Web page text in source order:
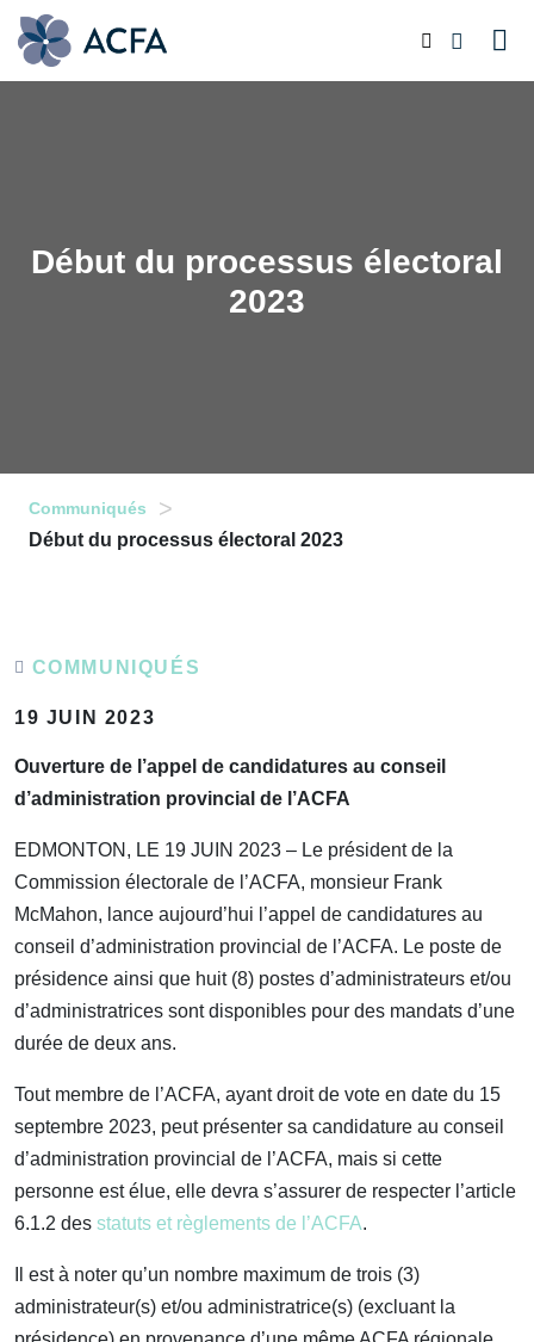
Début du processus électoral
2023
Communiqués >
Début du processus électoral 2023
COMMUNIQUÉS
19 JUIN 2023
Ouverture de l’appel de candidatures au conseil
d’administration provincial de l’ACFA
EDMONTON, LE 19 JUIN 2023 – Le président de la
Commission électorale de l’ACFA, monsieur Frank
McMahon, lance aujourd’hui l’appel de candidatures au
conseil d’administration provincial de l’ACFA. Le poste de
présidence ainsi que huit (8) postes d’administrateurs et/ou
d’administratrices sont disponibles pour des mandats d’une
durée de deux ans.
Tout membre de l’ACFA, ayant droit de vote en date du 15
septembre 2023, peut présenter sa candidature au conseil
d’administration provincial de l’ACFA, mais si cette
personne est élue, elle devra s’assurer de respecter l’article
6.1.2 des statuts et règlements de l’ACFA.
Il est à noter qu’un nombre maximum de trois (3)
administrateur(s) et/ou administratrice(s) (excluant la